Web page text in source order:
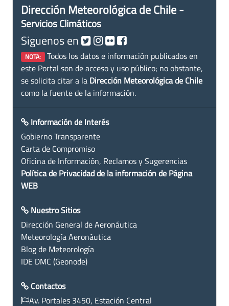
Dirección Meteorológica de Chile -
Servicios Climáticos
Siguenos en
NOTA: Todos los datos e información publicados en
este Portal son de acceso y uso público; no obstante,
se solicita citar a la Dirección Meteorológica de Chile
como la fuente de la información.
Información de Interés
Gobierno Transparente
Carta de Compromiso
Oficina de Información, Reclamos y Sugerencias
Política de Privacidad de la información de Página
WEB
Nuestro Sitios
Dirección General de Aeronáutica
Meteorología Aeronáutica
Blog de Meteorología
IDE DMC (Geonode)
Contactos
Av. Portales 3450, Estación Central